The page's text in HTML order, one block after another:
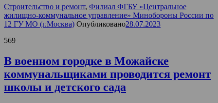
Строительство и ремонт, Филиал ФГБУ «Центральное
жилищно-коммунальное управление» Минобороны России по
12 ГУ МО (г.Москва) Опубликовано28.07.2023
569
В военном городке в Можайске
коммунальщиками проводится ремонт
школы и детского сада